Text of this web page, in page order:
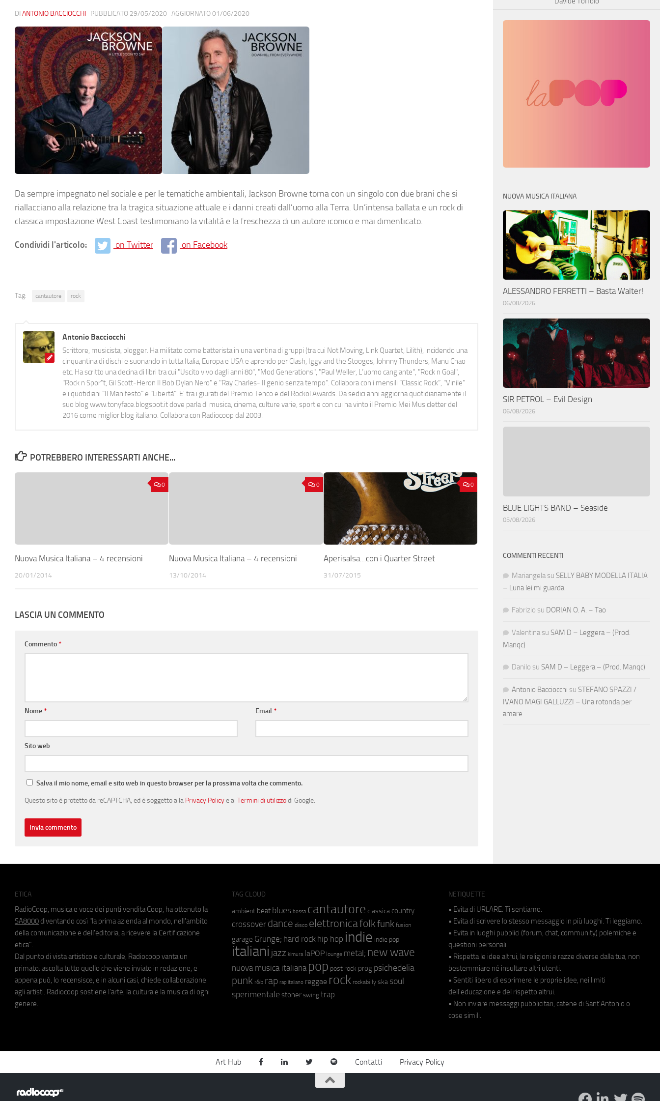
DI ANTONIO BACCIOCCHI · PUBBLICATO 29/05/2020 · AGGIORNATO01/06/2020
Da sempre impegnato nel sociale e per le tematiche ambientali, Jackson Browne torna con un singolo con due brani che si
riallacciano alla relazione tra la tragica situazione attuale e i danni creati dall’uomo alla Terra. Un’intensa ballata e un rock di
classica impostazione West Coast testimoniano la vitalità e la freschezza di un autore iconico e mai dimenticato.
Condividi l'articolo: on Twitter on Facebook
Tag: cantautore rock
Antonio Bacciocchi
Scrittore, musicista, blogger. Ha militato come batterista in una ventina di gruppi (tra cui Not Moving, Link Quartet, Lilith), incidendo una
cinquantina di dischi e suonando in tutta Italia, Europa e USA e aprendo per Clash, Iggy and the Stooges, Johnny Thunders, Manu Chao
etc. Ha scritto una decina di libri tra cui "Uscito vivo dagli anni 80", "Mod Generations", "Paul Weller, L’uomo cangiante", "Rock n Goal",
"Rock n Spor"t, Gil Scott-Heron Il Bob Dylan Nero" e "Ray Charles- Il genio senza tempo". Collabora con i mensili “Classic Rock”, "Vinile"
e i quotidiani “Il Manifesto” e “Libertà”. E' tra i giurati del Premio Tenco e del Rockol Awards. Da sedici anni aggiorna quotidianamente il
suo blog www.tonyface.blogspot.it dove parla di musica, cinema, culture varie, sport e con cui ha vinto il Premio Mei Musicletter del
2016 come miglior blog italiano. Collabora con Radiocoop dal 2003.
POTREBBERO INTERESSARTI ANCHE...
0
Nuova Musica Italiana – 4 recensioni
20/01/2014
0
Nuova Musica Italiana – 4 recensioni
13/10/2014
0
Aperisalsa…con i Quarter Street
31/07/2015
LASCIA UN COMMENTO
Commento*
Nome* Email*
Sito web
Salva il mio nome, email e sito web in questo browser per la prossima volta che commento.
Questo sito è protetto da reCAPTCHA, ed è soggetto alla Privacy Policye ai Termini di utilizzodi Google.
NUOVA MUSICA ITALIANA
ALESSANDRO FERRETTI – Basta Walter!
06/08/2026
SIR PETROL – Evil Design
06/08/2026
BLUE LIGHTS BAND – Seaside
05/08/2026
COMMENTI RECENTI
Mariangela su SELLY BABY MODELLA ITALIA
– Luna lei mi guarda
Fabrizio su DORIAN O. A. – Tao
Valentina su SAM D – Leggera – (Prod.
Manqc)
Danilo su SAM D – Leggera – (Prod. Manqc)
Antonio Bacciocchi su STEFANO SPAZZI /
IVANO MAGI GALLUZZI – Una rotonda per
amare
ETICA
RadioCoop, musica e voce dei punti vendita Coop, ha ottenuto la
SA8000 diventando così "la prima azienda al mondo, nell'ambito
della comunicazione e dell'editoria, a ricevere la Certificazione
etica".
Dal punto di vista artistico e culturale, Radiocoop vanta un
primato: ascolta tutto quello che viene inviato in redazione, e
appena può, lo recensisce, e in alcuni casi, chiede collaborazione
agli artisti. Radiocoop sostiene l'arte, la cultura e la musica di ogni
genere.
TAG CLOUD
ambient beat blues bossa cantautore classica country
crossover dance disco elettronicafolkfunk fusion
garage Grunge; hard rock hip hop indie indie pop
italiani jazz kimura laPOP lounge metal; new wave
nuova musica italiana pop post rock prog psichedelia
punk r&b rap rap italiano reggae rock rockabilly ska soul
sperimentale stoner swing trap
NETIQUETTE
• Evita di URLARE. Ti sentiamo.
• Evita di scrivere lo stesso messaggio in più luoghi. Ti leggiamo.
• Evita in luoghi pubblici (forum, chat, community) polemiche e
questioni personali.
• Rispetta le idee altrui, le religioni e razze diverse dalla tua, non
bestemmiare né insultare altri utenti.
• Sentiti libero di esprimere le proprie idee, nei limiti
dell'educazione e del rispetto altrui.
• Non inviare messaggi pubblicitari, catene di Sant'Antonio o
cose simili.
Art Hub Contatti Privacy Policy